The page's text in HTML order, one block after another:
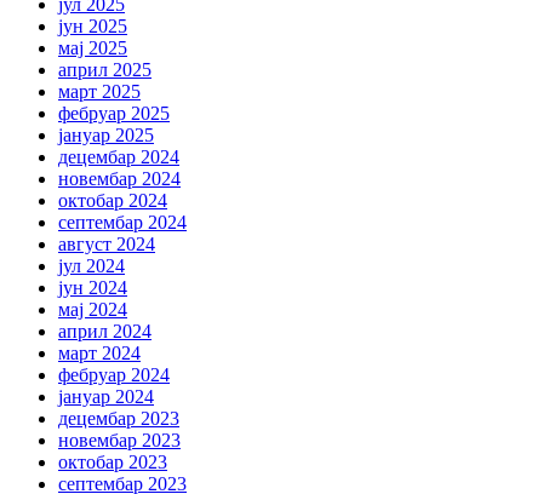
јул 2025
јун 2025
мај 2025
април 2025
март 2025
фебруар 2025
јануар 2025
децембар 2024
новембар 2024
октобар 2024
септембар 2024
август 2024
јул 2024
јун 2024
мај 2024
април 2024
март 2024
фебруар 2024
јануар 2024
децембар 2023
новембар 2023
октобар 2023
септембар 2023